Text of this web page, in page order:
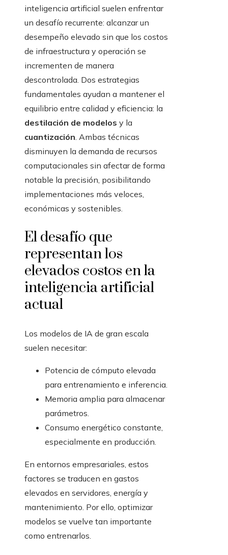
inteligencia artificial suelen enfrentar
un desafío recurrente: alcanzar un
desempeño elevado sin que los costos
de infraestructura y operación se
incrementen de manera
descontrolada. Dos estrategias
fundamentales ayudan a mantener el
equilibrio entre calidad y eficiencia: la
destilación de modelos y la
cuantización. Ambas técnicas
disminuyen la demanda de recursos
computacionales sin afectar de forma
notable la precisión, posibilitando
implementaciones más veloces,
económicas y sostenibles.
El desafío que
representan los
elevados costos en la
inteligencia artificial
actual
Los modelos de IA de gran escala
suelen necesitar:
Potencia de cómputo elevada
para entrenamiento e inferencia.
Memoria amplia para almacenar
parámetros.
Consumo energético constante,
especialmente en producción.
En entornos empresariales, estos
factores se traducen en gastos
elevados en servidores, energía y
mantenimiento. Por ello, optimizar
modelos se vuelve tan importante
como entrenarlos.